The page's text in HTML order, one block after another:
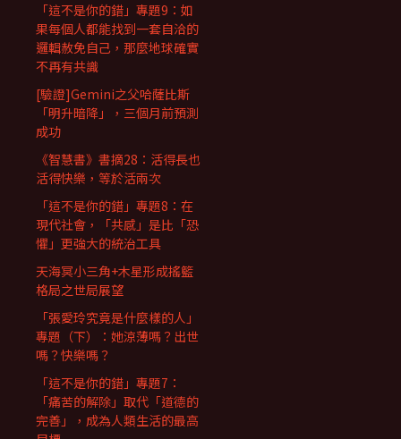
「這不是你的錯」專題9：如
果每個人都能找到一套自洽的
邏輯赦免自己，那麼地球確實
不再有共識
[驗證]Gemini之父哈薩比斯
「明升暗降」，三個月前預測
成功
《智慧書》書摘28：活得長也
活得快樂，等於活兩次
「這不是你的錯」專題8：在
現代社會，「共感」是比「恐
懼」更強大的統治工具
天海冥小三角+木星形成搖籃
格局之世局展望
「張愛玲究竟是什麼樣的人」
專題（下）：她涼薄嗎？出世
嗎？快樂嗎？
「這不是你的錯」專題7：
「痛苦的解除」取代「道德的
完善」，成為人類生活的最高